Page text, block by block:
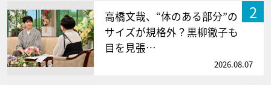
2
高橋文哉、“体のある部分”の
サイズが規格外？黒柳徹子も
目を見張…
2026.08.07